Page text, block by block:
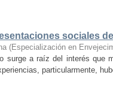
sociales
(Especialización en
surge a raíz del interés que
particularmente,